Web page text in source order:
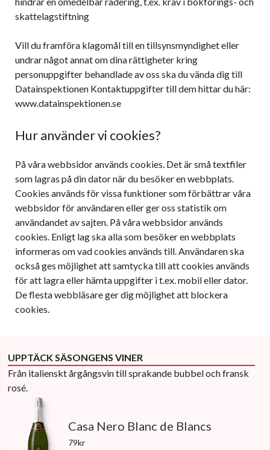
skattelagstiftning
Vill du framföra klagomål till en tillsynsmyndighet eller
undrar något annat om dina rättigheter kring
personuppgifter behandlade av oss ska du vända dig till
Datainspektionen Kontaktuppgifter till dem hittar du här:
www.datainspektionen.se
Hur använder vi cookies?
På våra webbsidor används cookies. Det är små textfiler
som lagras på din dator när du besöker en webbplats.
Cookies används för vissa funktioner som förbättrar våra
webbsidor för användaren eller ger oss statistik om
användandet av sajten. På våra webbsidor används
cookies. Enligt lag ska alla som besöker en webbplats
informeras om vad cookies används till. Användaren ska
också ges möjlighet att samtycka till att cookies används
för att lagra eller hämta uppgifter i t.ex. mobil eller dator.
De flesta webbläsare ger dig möjlighet att blockera
cookies.
UPPTÄCK SÄSONGENS VINER
Från italienskt årgångsvin till sprakande bubbel och fransk
rosé.
Casa Nero Blanc de Blancs
79kr